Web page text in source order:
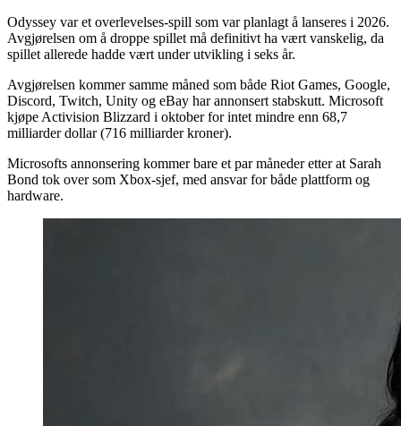
Odyssey var et overlevelses-spill som var planlagt å lanseres i 2026.
Avgjørelsen om å droppe spillet må definitivt ha vært vanskelig, da
spillet allerede hadde vært under utvikling i seks år.
Avgjørelsen kommer samme måned som både Riot Games, Google,
Discord, Twitch, Unity og eBay har annonsert stabskutt. Microsoft
kjøpe Activision Blizzard i oktober for intet mindre enn 68,7
milliarder dollar (716 milliarder kroner).
Microsofts annonsering kommer bare et par måneder etter at Sarah
Bond tok over som Xbox-sjef, med ansvar for både plattform og
hardware.